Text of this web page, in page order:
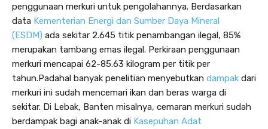
penggunaan merkuri untuk pengolahannya. Berdasarkan
data Kementerian Energi dan Sumber Daya Mineral
(ESDM) ada sekitar 2.645 titik penambangan ilegal, 85%
merupakan tambang emas ilegal. Perkiraan penggunaan
merkuri mencapai 62-85.63 kilogram per titik per
tahun.Padahal banyak penelitian menyebutkan dampak dari
merkuri ini sudah mencemari ikan dan beras warga di
sekitar. Di Lebak, Banten misalnya, cemaran merkuri sudah
berdampak bagi anak-anak di Kasepuhan Adat